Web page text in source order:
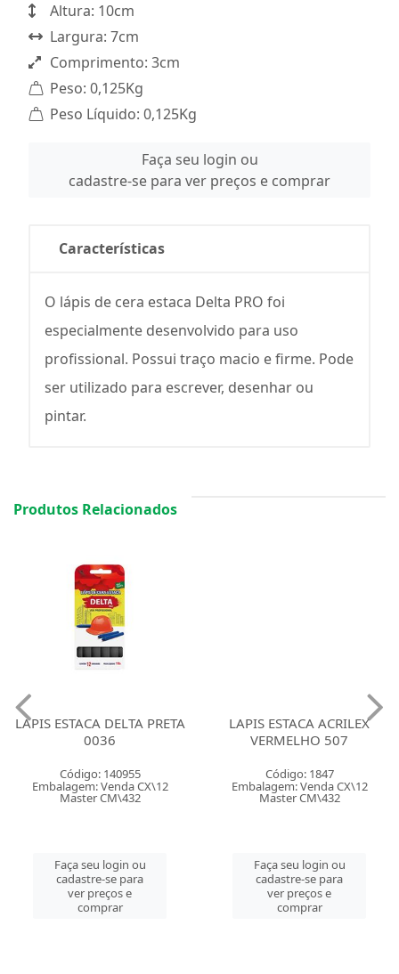
Altura: 10cm
Largura: 7cm
Comprimento: 3cm
Peso: 0,125Kg
Peso Líquido: 0,125Kg
Faça seu login ou
cadastre-se para ver preços e comprar
Características
O lápis de cera estaca Delta PRO foi
especialmente desenvolvido para uso
profissional. Possui traço macio e firme. Pode
ser utilizado para escrever, desenhar ou
pintar.
Produtos Relacionados
LAPIS ESTACA DELTA PRETA
0036
Código: 140955
Embalagem: Venda CX\12
Master CM\432
Faça seu login ou
cadastre-se para
ver preços e
comprar
LAPIS ESTACA ACRILEX
VERMELHO 507
Código: 1847
Embalagem: Venda CX\12
Master CM\432
Faça seu login ou
cadastre-se para
ver preços e
comprar